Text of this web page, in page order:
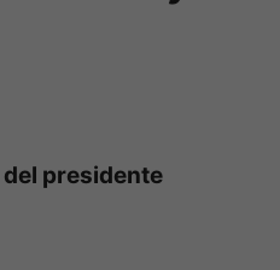
presidente